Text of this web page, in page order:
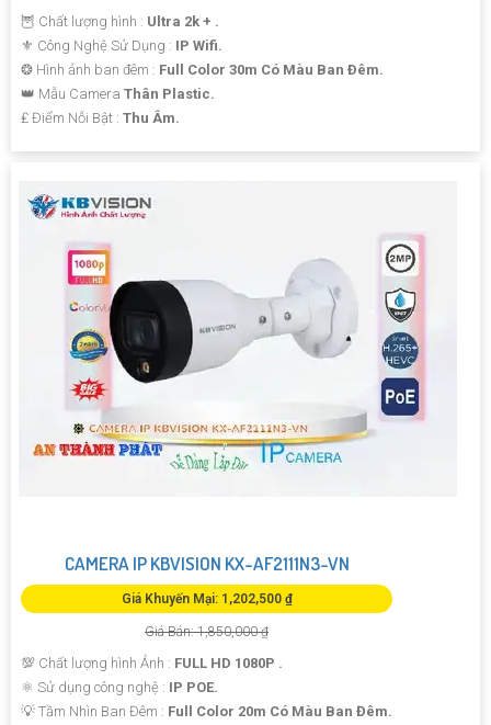
🦉 Chất lượng hình : Ultra 2k + .
⚜️ Công Nghệ Sử Dụng : IP Wifi.
❂ Hình ảnh ban đêm : Full Color 30m Có Màu Ban Ðêm.
👑 Mẫu Camera Thân Plastic.
️₤ Điểm Nỗi Bật : Thu Âm.
CAMERA IP KBVISION KX-AF2111N3-VN
Giá Khuyến Mại: 1,202,500 ₫
Giá Bán: 1,850,000 ₫
💯 Chất lượng hình Ảnh : FULL HD 1080P .
⚛️ Sử dụng công nghệ : IP POE.
💡 Tầm Nhìn Ban Đêm : Full Color 20m Có Màu Ban Đêm.